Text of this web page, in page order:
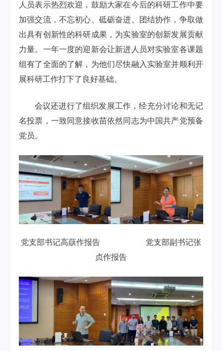
人员表示热烈欢迎，鼓励大家在今后的科研工作中要
加强交流，不忘初心、砥砺奋进、团结协作，争取做
出具有创新性的科研成果，为实验室的创新发展贡献
力量。一年一度的迎新会让新进人员对实验室各课题
组有了全面的了解，为他们尽快融入实验室并顺利开
展科研工作打下了良好基础。
会议还进行了组织发展工作，经充分讨论和无记
名投票，一致同意接收苗依然同志为中国共产党预备
党员。
党支部书记高蕻作报告 党支部副书记张
贞作报告